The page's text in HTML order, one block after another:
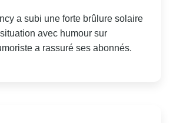
a subi une forte brûlure solaire
avec humour sur
a rassuré ses abonnés.